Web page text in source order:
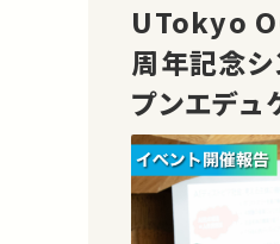
UTokyo
周年記念シ
プンエデュ
来」の様子